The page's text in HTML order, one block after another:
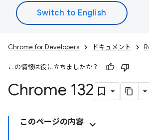
Chrome for Developers ドキュメント
この情報は役に立ちましたか？
Chrome 132
このページの内容